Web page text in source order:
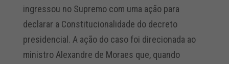
ingressou no Supremo com uma ação para
declarar a Constitucionalidade do decreto
presidencial. A ação do caso foi direcionada ao
ministro Alexandre de Moraes que, quando